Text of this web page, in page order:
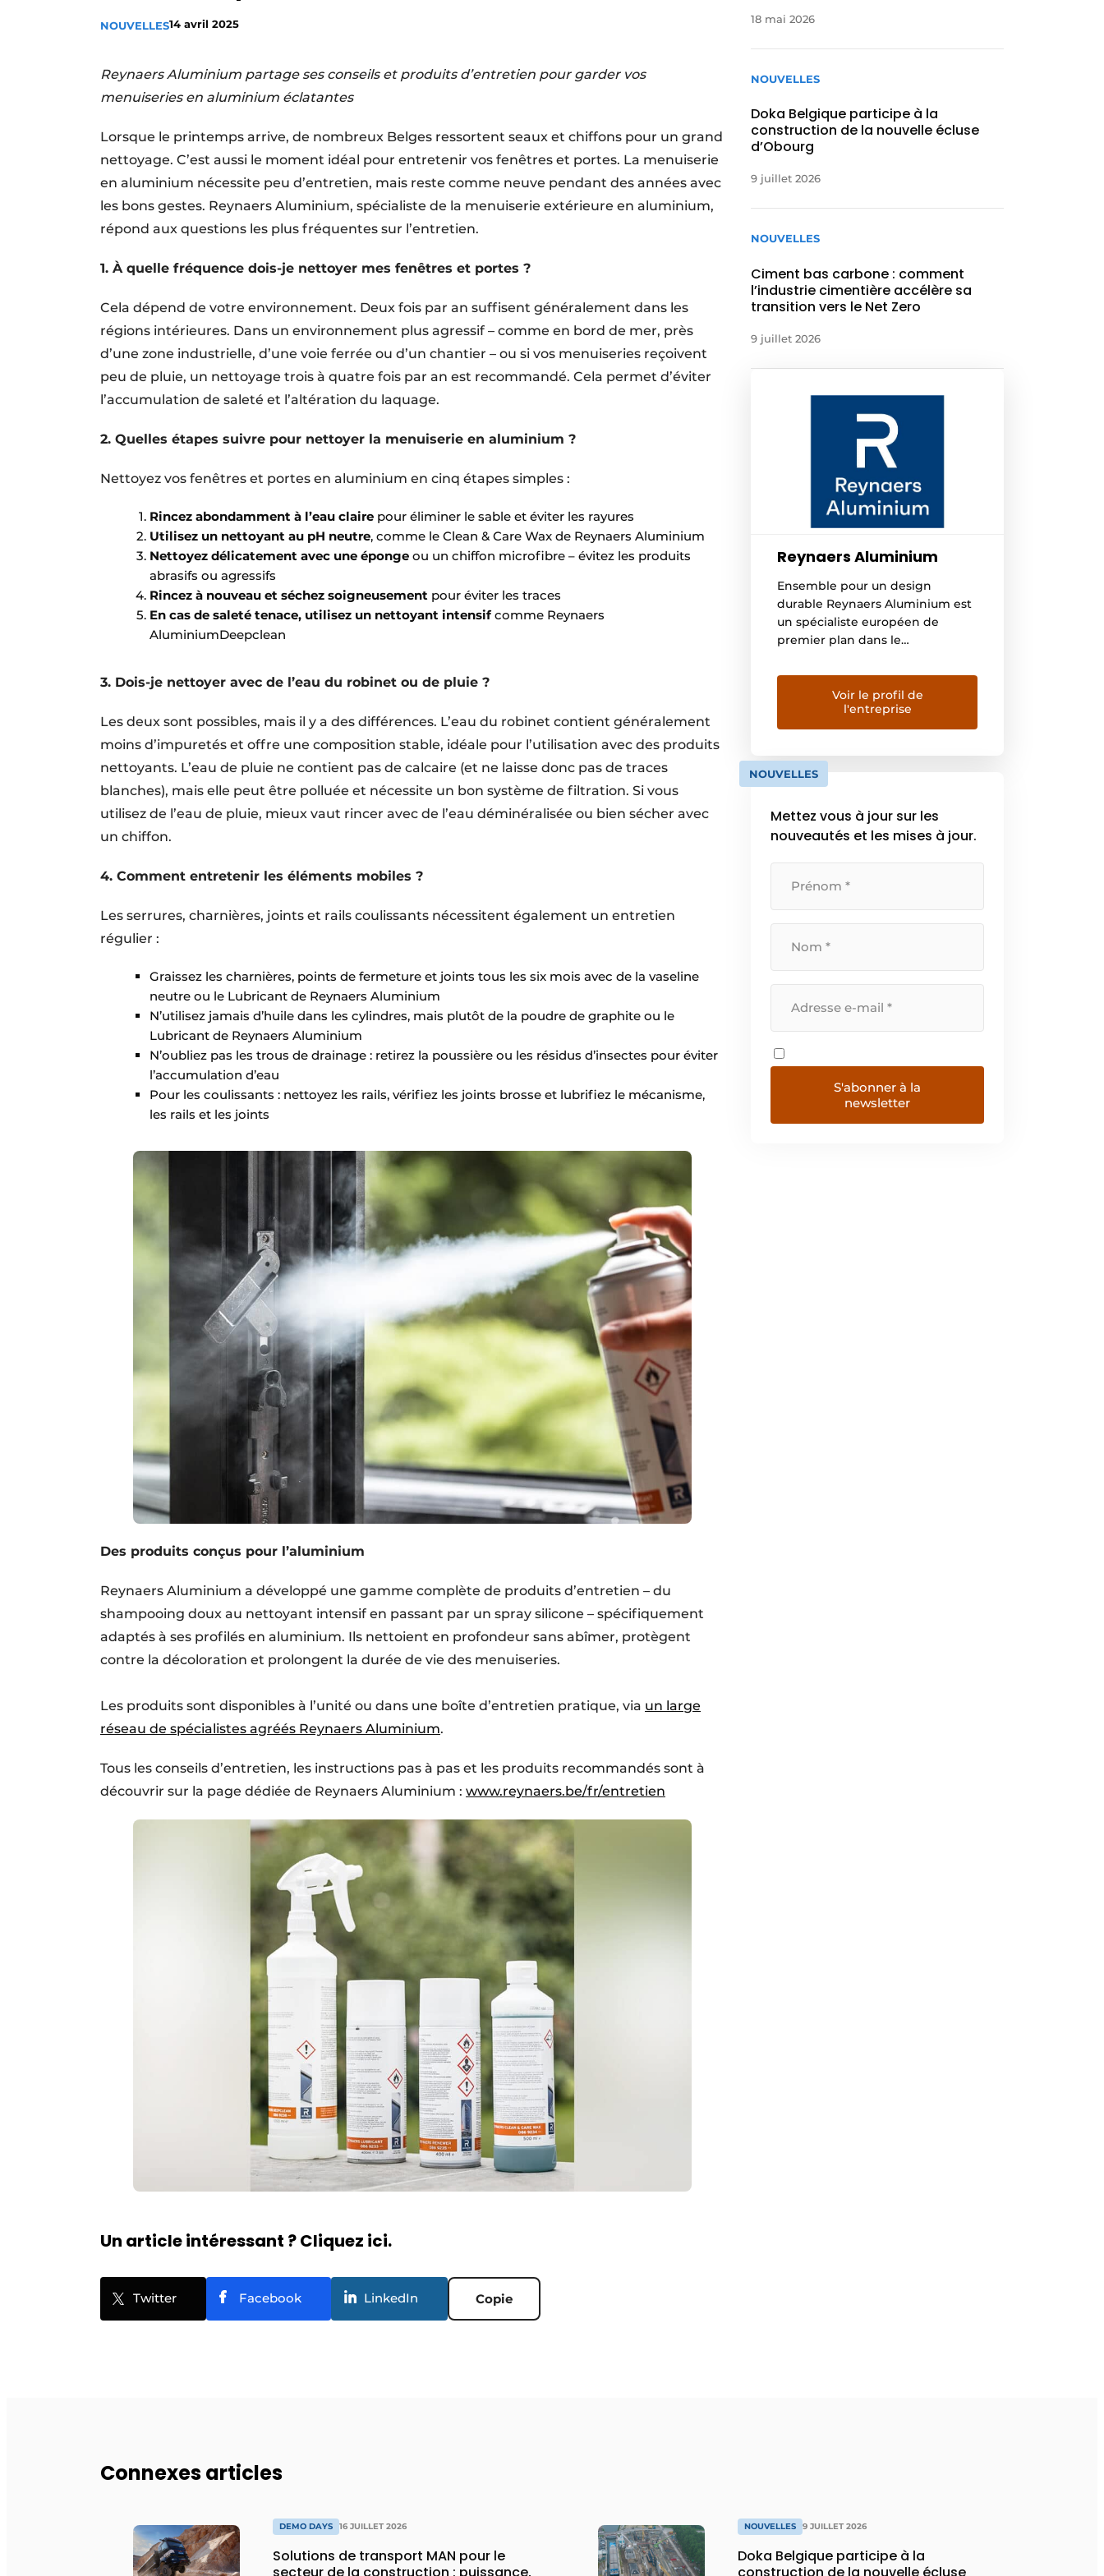
Termes et conditions
NOUVELLES14 avril 2025
Reynaers Aluminium partage ses conseils et produits d’entretien pour garder vos
menuiseries en aluminium éclatantes
Lorsque le printemps arrive, de nombreux Belges ressortent seaux et chiffons pour un grand
nettoyage. C’est aussi le moment idéal pour entretenir vos fenêtres et portes. La menuiserie
en aluminium nécessite peu d’entretien, mais reste comme neuve pendant des années avec
les bons gestes. Reynaers Aluminium, spécialiste de la menuiserie extérieure en aluminium,
répond aux questions les plus fréquentes sur l’entretien.
1. À quelle fréquence dois-je nettoyer mes fenêtres et portes ?
Cela dépend de votre environnement. Deux fois par an suffisent généralement dans les
régions intérieures. Dans un environnement plus agressif – comme en bord de mer, près
d’une zone industrielle, d’une voie ferrée ou d’un chantier – ou si vos menuiseries reçoivent
peu de pluie, un nettoyage trois à quatre fois par an est recommandé. Cela permet d’éviter
l’accumulation de saleté et l’altération du laquage.
2. Quelles étapes suivre pour nettoyer la menuiserie en aluminium ?
Nettoyez vos fenêtres et portes en aluminium en cinq étapes simples :
Rincez abondamment à l’eau claire pour éliminer le sable et éviter les rayures
Utilisez un nettoyant au pH neutre, comme le Clean & Care Wax de Reynaers Aluminium
Nettoyez délicatement avec une éponge ou un chiffon microfibre – évitez les produits
abrasifs ou agressifs
Rincez à nouveau et séchez soigneusement pour éviter les traces
En cas de saleté tenace, utilisez un nettoyant intensifcomme Reynaers
AluminiumDeepclean
3. Dois-je nettoyer avec de l’eau du robinet ou de pluie ?
Les deux sont possibles, mais il y a des différences. L’eau du robinet contient généralement
moins d’impuretés et offre une composition stable, idéale pour l’utilisation avec des produits
nettoyants. L’eau de pluie ne contient pas de calcaire (et ne laisse donc pas de traces
blanches), mais elle peut être polluée et nécessite un bon système de filtration. Si vous
utilisez de l’eau de pluie, mieux vaut rincer avec de l’eau déminéralisée ou bien sécher avec
un chiffon.
4. Comment entretenir les éléments mobiles ?
Les serrures, charnières, joints et rails coulissants nécessitent également un entretien
régulier :
Graissez les charnières, points de fermeture et joints tous les six mois avec de la vaseline
neutre ou le Lubricant de Reynaers Aluminium
N’utilisez jamais d’huile dans les cylindres, mais plutôt de la poudre de graphite ou le
Lubricant de Reynaers Aluminium
N’oubliez pas les trous de drainage : retirez la poussière ou les résidus d’insectes pour éviter
l’accumulation d’eau
Pour les coulissants : nettoyez les rails, vérifiez les joints brosse et lubrifiez le mécanisme,
les rails et les joints
Des produits conçus pour l’aluminium
Reynaers Aluminium a développé une gamme complète de produits d’entretien – du
shampooing doux au nettoyant intensif en passant par un spray silicone – spécifiquement
adaptés à ses profilés en aluminium. Ils nettoient en profondeur sans abîmer, protègent
contre la décoloration et prolongent la durée de vie des menuiseries.
Les produits sont disponibles à l’unité ou dans une boîte d’entretien pratique, via un large
réseau de spécialistes agréés Reynaers Aluminium.
Tous les conseils d’entretien, les instructions pas à pas et les produits recommandés sont à
découvrir sur la page dédiée de Reynaers Aluminium : www.reynaers.be/fr/entretien
Un article intéressant ? Cliquez ici.
Twitter Facebook LinkedIn Copie
18 mai 2026
NOUVELLES
Doka Belgique participe à la
construction de la nouvelle écluse
d’Obourg
9 juillet 2026
NOUVELLES
Ciment bas carbone : comment
l’industrie cimentière accélère sa
transition vers le Net Zero
9 juillet 2026
Reynaers Aluminium
Ensemble pour un design
durable Reynaers Aluminium est
un spécialiste européen de
premier plan dans le
commercialisation de solutions
innovantes et durables en
aluminium. Celles-ci sont
utilisées pour la construction de
portes coulissantes, protections
solaires et vérandas. Reynaers
énergétique et la responsabilité
environnementale au cœur de
Voir le profil de
l'entreprise
NOUVELLES
Mettez vous à jour sur les
nouveautés et les mises à jour.
S'abonner à la
newsletter
Connexes articles
DEMO DAYS 16 JUILLET 2026
Solutions de transport MAN pour le
secteur de la construction : puissance,
NOUVELLES 9 JUILLET 2026
Doka Belgique participe à la
construction de la nouvelle écluse